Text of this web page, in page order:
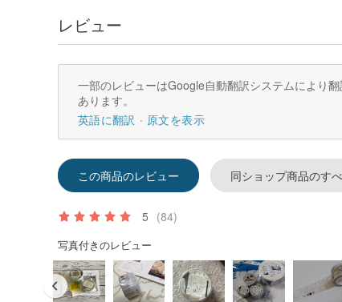
レビュー
一部のレビューはGoogle自動翻訳システムにより
あります。
英語に翻訳
原文を表示
この商品のレビュー 同ショップ商品のす
5 (84)
写真付きのレビュー